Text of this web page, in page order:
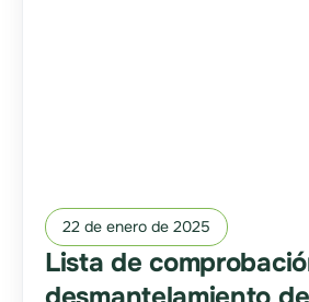
22 de enero de 2025
Lista de